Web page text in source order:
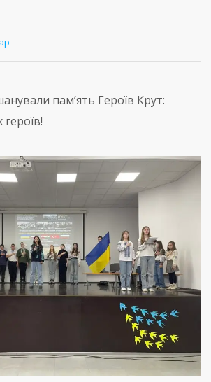
памʼять Героїв Крут:
героїв!